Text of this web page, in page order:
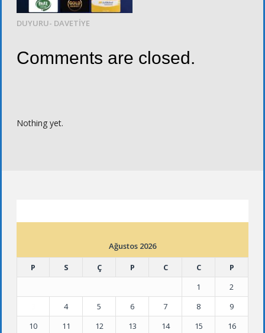
DUYURU- DAVETİYE
Comments are closed.
Nothing yet.
Ağustos 2026
P
S Ç P C C
P
1
2
4 5 6 7 8
9
10
11 12 13 14 15
16